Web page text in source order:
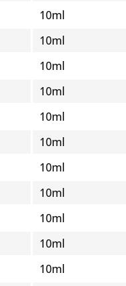
10ml
10ml
10ml
10ml
10ml
10ml
10ml
10ml
10ml
10ml
10ml